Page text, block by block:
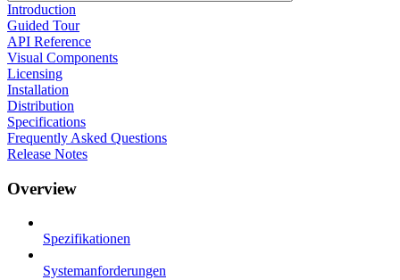
Introduction
Guided Tour
API Reference
Visual Components
Licensing
Installation
Distribution
Specifications
Frequently Asked Questions
Release Notes
Overview
Spezifikationen
Systemanforderungen